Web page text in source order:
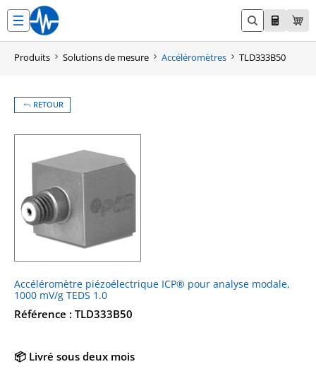
contenu
Produits Solutions de mesure Accéléromètres TLD333B50
RETOUR
Accéléromètre piézoélectrique ICP® pour analyse modale,
1000 mV/g TEDS 1.0
Référence : TLD333B50
📦 Livré sous deux mois